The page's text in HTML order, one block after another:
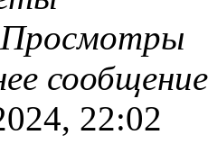
Просмотры
22:02